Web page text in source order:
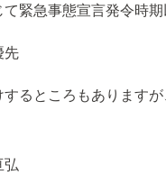
て緊急事態宣言発令時
先
るところもあります